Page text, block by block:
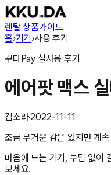
렌탈 상품가이드
홈›기기›사용 후기
꾸다Pay 실사용 후기
에어팟 맥스
김소라·2022-11-11
조금 무거운 감은 있지만 계
마음에 드는 기기, 부담 없이
보세요.